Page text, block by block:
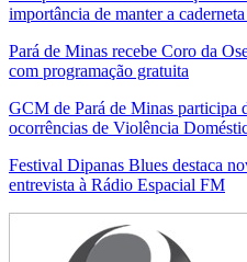
importância de manter a
Pará de Minas recebe Coro da
com programação gratuita
GCM de Pará de Minas participa
ocorrências de Violência
Festival Dipanas Blues destaca
entrevista à Rádio Espacial FM